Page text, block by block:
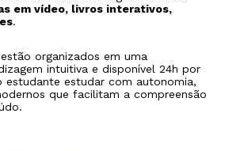
em vídeo, livros interativos,
.
organizados em uma
intuitiva e disponível 24h por
estudante estudar com autonomia,
que facilitam a compreensão